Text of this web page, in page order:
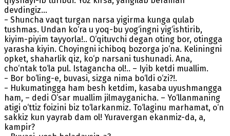
devdingiz…
− Shuncha vaqt turgan narsa yigirma kunga qulab
tushmas. Undan ko‘ra u yoq-bu yog‘ingni yig‘ishtirib,
kiyim-piyim tayyorla!.. O‘qituvchi degan oting bor, otingga
yarasha kiyin. Choyingni ichiboq bozorga jo‘na. Keliningni
opket, shaharlik qiz, ko‘p narsani tushunadi. Ana,
cho‘ntak to‘la pul. Istagancha ol!.. – Iyib ketdi muallim.
− Bor bo‘ling-e, buvasi, sizga nima bo‘ldi o‘zi?!.
− Hukumatingga ham besh ketdim, kasaba uyushmangga
ham, – dedi O‘sar muallim jilmayganicha. – Yo‘llanmaning
atigi o‘ttiz foizini biz to‘larkanmiz. To‘laginu marhamat, o‘n
sakkiz kun yayrab dam ol! Yuravergan ekanmiz-da, a,
kampir?